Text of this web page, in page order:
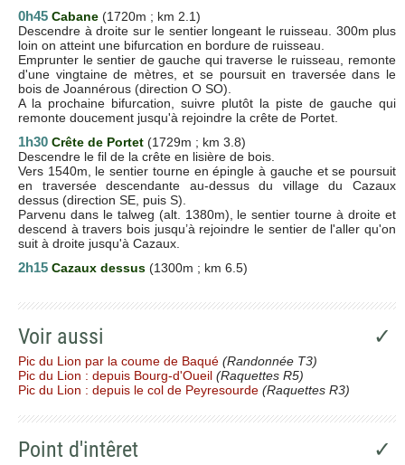
0h45 Cabane (1720m ; km 2.1)
Descendre à droite sur le sentier longeant le ruisseau. 300m plus
loin on atteint une bifurcation en bordure de ruisseau.
Emprunter le sentier de gauche qui traverse le ruisseau, remonte
d'une vingtaine de mètres, et se poursuit en traversée dans le
bois de Joannérous (direction O SO).
A la prochaine bifurcation, suivre plutôt la piste de gauche qui
remonte doucement jusqu'à rejoindre la crête de Portet.
1h30 Crête de Portet (1729m ; km 3.8)
Descendre le fil de la crête en lisière de bois.
Vers 1540m, le sentier tourne en épingle à gauche et se poursuit
en traversée descendante au-dessus du village du Cazaux
dessus (direction SE, puis S).
Parvenu dans le talweg (alt. 1380m), le sentier tourne à droite et
descend à travers bois jusqu’à rejoindre le sentier de l'aller qu'on
suit à droite jusqu'à Cazaux.
2h15 Cazaux dessus (1300m ; km 6.5)
Voir aussi ✓
Pic du Lion par la coume de Baqué (Randonnée T3)
Pic du Lion : depuis Bourg-d'Oueil (Raquettes R5)
Pic du Lion : depuis le col de Peyresourde (Raquettes R3)
Point d'intêret ✓